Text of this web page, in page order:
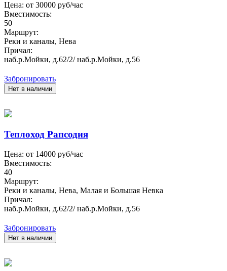
Цена: от 30000 руб/час
Вместимость:
50
Маршрут:
Реки и каналы, Нева
Причал:
наб.р.Мойки, д.62/2/ наб.р.Мойки, д.56
Забронировать
Нет в наличии
Теплоход Рапсодия
Цена: от 14000 руб/час
Вместимость:
40
Маршрут:
Реки и каналы, Нева, Малая и Большая Невка
Причал:
наб.р.Мойки, д.62/2/ наб.р.Мойки, д.56
Забронировать
Нет в наличии